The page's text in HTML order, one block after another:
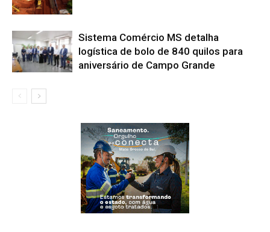
Sistema Comércio MS detalha
logística de bolo de 840 quilos para
aniversário de Campo Grande